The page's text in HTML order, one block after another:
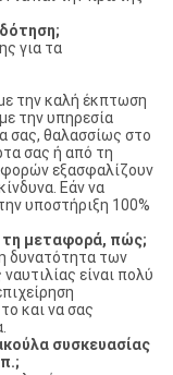
για τα
την καλή έκπτωση
την υπηρεσία
σας, θαλασσίως στο
σας ή από τη
εξασφαλίζουν
Εάν να
υποστήριξη 100%
τη μεταφορά, πώς;
δυνατότητα των
είναι πολύ
και να σας
συσκευασίας